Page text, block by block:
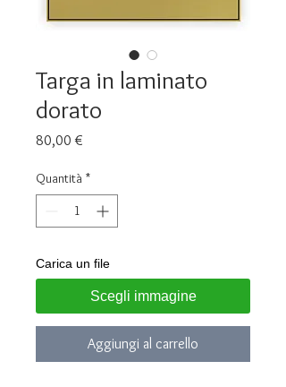
Targa in laminato
dorato
80,00 €
Quantità *
Carica un file
Scegli immagine
Aggiungi al carrello